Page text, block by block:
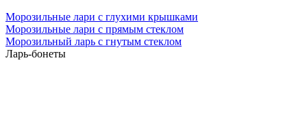
Морозильные лари с глухими крышками
Морозильные лари с прямым стеклом
Морозильный ларь с гнутым стеклом
Ларь-бонеты